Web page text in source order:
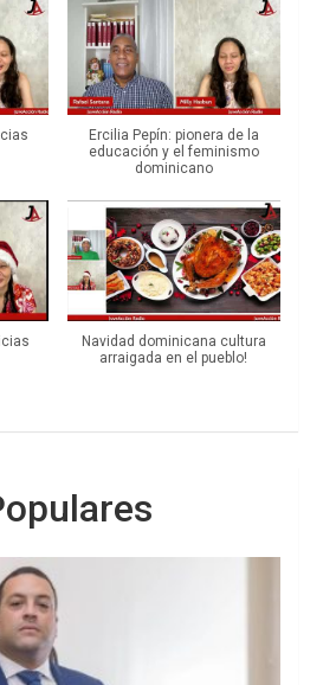
Ercilia Pepín: pionera de la
educación y el feminismo
dominicano
Navidad dominicana cultura
arraigada en el pueblo!